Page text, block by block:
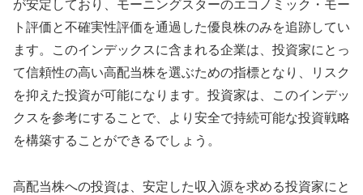
が安定しており、モーニングスターのエコノミック・モー
ト評価と不確実性評価を通過した優良株のみを追跡してい
ます。このインデックスに含まれる企業は、投資家にとっ
て信頼性の高い高配当株を選ぶための指標となり、リスク
を抑えた投資が可能になります。投資家は、このインデッ
クスを参考にすることで、より安全で持続可能な投資戦略
を構築することができるでしょう。
高配当株への投資は、安定した収入源を求める投資家にと